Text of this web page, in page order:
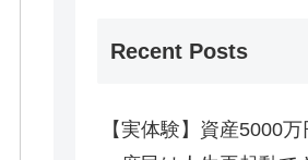
Recent Posts
【実体験】資産5000